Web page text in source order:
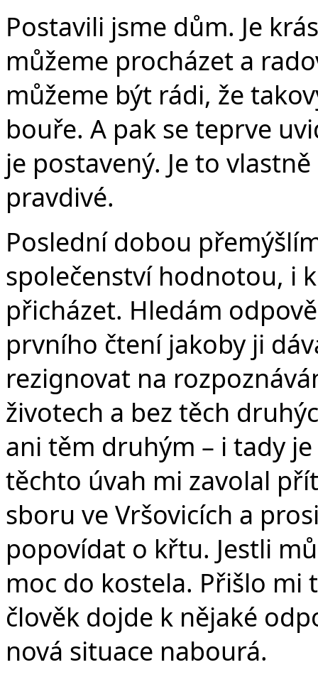
Postavili jsme dům. Je
můžeme procházet a
můžeme být rádi, že
bouře. A pak se teprve
je postavený. Je to
pravdivé.
Poslední dobou
společenství hodnotou, i
přicházet. Hledám
prvního čtení jakoby ji
rezignovat na
životech a bez těch
ani těm druhým – i tady
těchto úvah mi zavolal
sboru ve Vršovicích a
popovídat o křtu. Jestli
moc do kostela. Přišlo mi
člověk dojde k nějaké
nová situace nabourá.